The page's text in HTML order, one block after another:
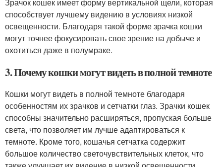
способствует лучшему видению в условиях низкой
освещенности. Благодаря такой форме зрачка кошки
могут точнее фокусировать свое зрение на добыче и
охотиться даже в полумраке.
3. Почему кошки могут видеть в полной темноте
Кошки могут видеть в полной темноте благодаря
особенностям их зрачков и сетчатки глаз. Зрачки кошек
способны значительно расширяться, пропуская больше
света, что позволяет им лучше адаптироваться к
темноте. Кроме того, кошачья сетчатка содержит
большое количество светочувствительных клеток, что